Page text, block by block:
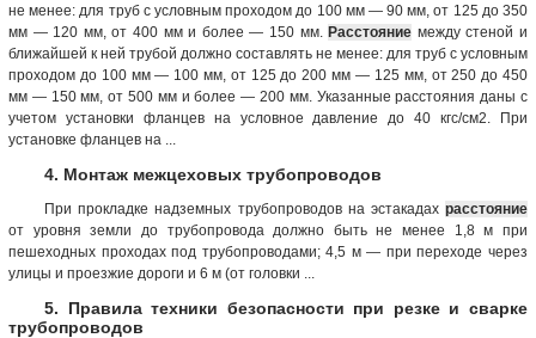
не менее: для труб с условным проходом до 100 мм — 90 мм, от 125 до 350
мм — 120 мм, от 400 мм и более — 150 мм.Расстояние между стеной и
ближайшей к ней трубой должно составлять не менее: для труб с условным
проходом до 100 мм — 100 мм, от 125 до 200 мм — 125 мм, от 250 до 450
мм — 150 мм, от 500 мм и более — 200 мм. Указанные расстояния даны с
учетом установки фланцев на условное давление до 40 кгс/см2. При
установке фланцев на ...
4. Монтаж межцеховых трубопроводов
При прокладке надземных трубопроводов на эстакадах расстояние
от уровня земли до трубопровода должно быть не менее 1,8 м при
пешеходных проходах под трубопроводами; 4,5 м — при переходе через
улицы и проезжие дороги и 6 м (от головки ...
5. Правила техники безопасности при резке и сварке
трубопроводов